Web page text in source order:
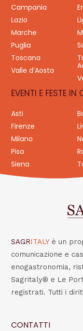
Campania
Lazio
Marche
Puglia
Toscana
Valle d’Aosta
EVENTI E FESTE IN
Asti
Firenze
Milano
Pisa
Siena
SAGRITALY è un
comunicazione e
enogastronomia,
Sagritaly® e Le
registrati. Tutti i
CONTATTI